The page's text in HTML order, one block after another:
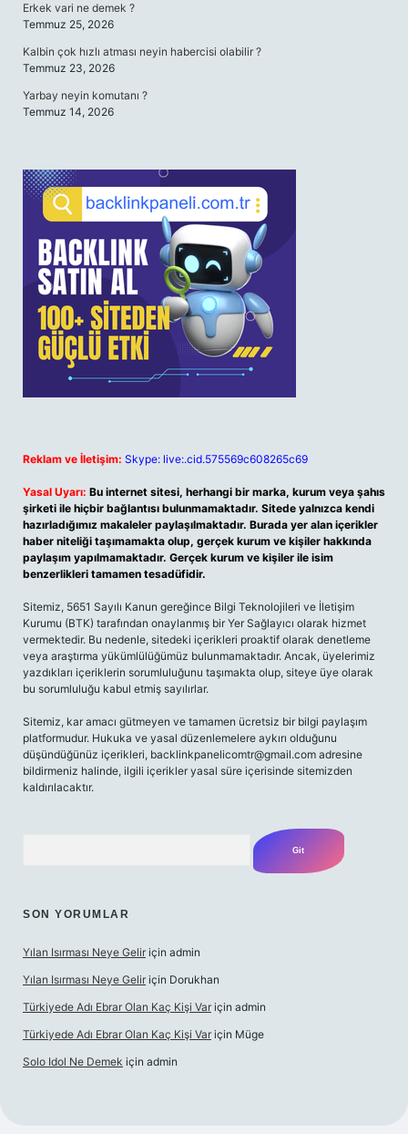
Erkek vari ne demek ?
Temmuz 25, 2026
Kalbin çok hızlı atması neyin habercisi olabilir ?
Temmuz 23, 2026
Yarbay neyin komutanı ?
Temmuz 14, 2026
Reklam ve İletişim: Skype: live:.cid.575569c608265c69
Yasal Uyarı: Bu internet sitesi, herhangi bir marka, kurum veya şahıs
şirketi ile hiçbir bağlantısı bulunmamaktadır. Sitede yalnızca kendi
hazırladığımız makaleler paylaşılmaktadır. Burada yer alan içerikler
haber niteliği taşımamakta olup, gerçek kurum ve kişiler hakkında
paylaşım yapılmamaktadır. Gerçek kurum ve kişiler ile isim
benzerlikleri tamamen tesadüfidir.
Sitemiz, 5651 Sayılı Kanun gereğince Bilgi Teknolojileri ve İletişim
Kurumu (BTK) tarafından onaylanmış bir Yer Sağlayıcı olarak hizmet
vermektedir. Bu nedenle, sitedeki içerikleri proaktif olarak denetleme
veya araştırma yükümlülüğümüz bulunmamaktadır. Ancak, üyelerimiz
yazdıkları içeriklerin sorumluluğunu taşımakta olup, siteye üye olarak
bu sorumluluğu kabul etmiş sayılırlar.
Sitemiz, kar amacı gütmeyen ve tamamen ücretsiz bir bilgi paylaşım
platformudur. Hukuka ve yasal düzenlemelere aykırı olduğunu
düşündüğünüz içerikleri, backlinkpanelicomtr@gmail.com adresine
bildirmeniz halinde, ilgili içerikler yasal süre içerisinde sitemizden
kaldırılacaktır.
SON YORUMLAR
Yılan Isırması Neye Gelir için admin
Yılan Isırması Neye Gelir için Dorukhan
Türkiyede Adı Ebrar Olan Kaç Kişi Var için admin
Türkiyede Adı Ebrar Olan Kaç Kişi Var için Müge
Solo Idol Ne Demek için admin